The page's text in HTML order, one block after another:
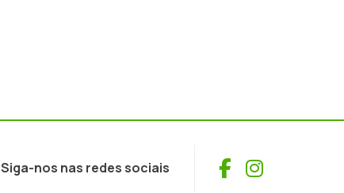
Siga-nos nas redes sociais Facebook
Instagram